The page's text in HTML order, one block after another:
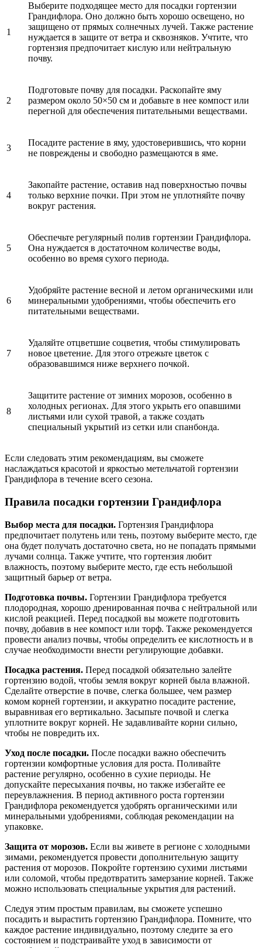
1
Выберите подходящее место для посадки гортензии
Грандифлора. Оно должно быть хорошо освещено, но
защищено от прямых солнечных лучей. Также растение
нуждается в защите от ветра и сквозняков. Учтите, что
гортензия предпочитает кислую или нейтральную
почву.
2
Подготовьте почву для посадки. Раскопайте яму
размером около 50×50 см и добавьте в нее компост или
перегной для обеспечения питательными веществами.
3
Посадите растение в яму, удостоверившись, что корни
не повреждены и свободно размещаются в яме.
4
Закопайте растение, оставив над поверхностью почвы
только верхние почки. При этом не уплотняйте почву
вокруг растения.
5
Обеспечьте регулярный полив гортензии Грандифлора.
Она нуждается в достаточном количестве воды,
особенно во время сухого периода.
6
Удобряйте растение весной и летом органическими или
минеральными удобрениями, чтобы обеспечить его
питательными веществами.
7
Удаляйте отцветшие соцветия, чтобы стимулировать
новое цветение. Для этого отрежьте цветок с
образовавшимся ниже верхнего почкой.
8
Защитите растение от зимних морозов, особенно в
холодных регионах. Для этого укрыть его опавшими
листьями или сухой травой, а также создать
специальный укрытий из сетки или спанбонда.
Если следовать этим рекомендациям, вы сможете
наслаждаться красотой и яркостью метельчатой гортензии
Грандифлора в течение всего сезона.
Правила посадки гортензии Грандифлора
Выбор места для посадки. Гортензия Грандифлора
предпочитает полутень или тень, поэтому выберите место, где
она будет получать достаточно света, но не попадать прямыми
лучами солнца. Также учтите, что гортензия любит
влажность, поэтому выберите место, где есть небольшой
защитный барьер от ветра.
Подготовка почвы. Гортензии Грандифлора требуется
плодородная, хорошо дренированная почва с нейтральной или
кислой реакцией. Перед посадкой вы можете подготовить
почву, добавив в нее компост или торф. Также рекомендуется
провести анализ почвы, чтобы определить ее кислотность и в
случае необходимости внести регулирующие добавки.
Посадка растения. Перед посадкой обязательно залейте
гортензию водой, чтобы земля вокруг корней была влажной.
Сделайте отверстие в почве, слегка большее, чем размер
комом корней гортензии, и аккуратно посадите растение,
выравнивая его вертикально. Засыпьте почвой и слегка
уплотните вокруг корней. Не задавливайте корни сильно,
чтобы не повредить их.
Уход после посадки. После посадки важно обеспечить
гортензии комфортные условия для роста. Поливайте
растение регулярно, особенно в сухие периоды. Не
допускайте пересыхания почвы, но также избегайте ее
переувлажнения. В период активного роста гортензии
Грандифлора рекомендуется удобрять органическими или
минеральными удобрениями, соблюдая рекомендации на
упаковке.
Защита от морозов. Если вы живете в регионе с холодными
зимами, рекомендуется провести дополнительную защиту
растения от морозов. Покройте гортензию сухими листьями
или соломой, чтобы предотвратить замерзание корней. Также
можно использовать специальные укрытия для растений.
Следуя этим простым правилам, вы сможете успешно
посадить и вырастить гортензию Грандифлора. Помните, что
каждое растение индивидуально, поэтому следите за его
состоянием и подстраивайте уход в зависимости от